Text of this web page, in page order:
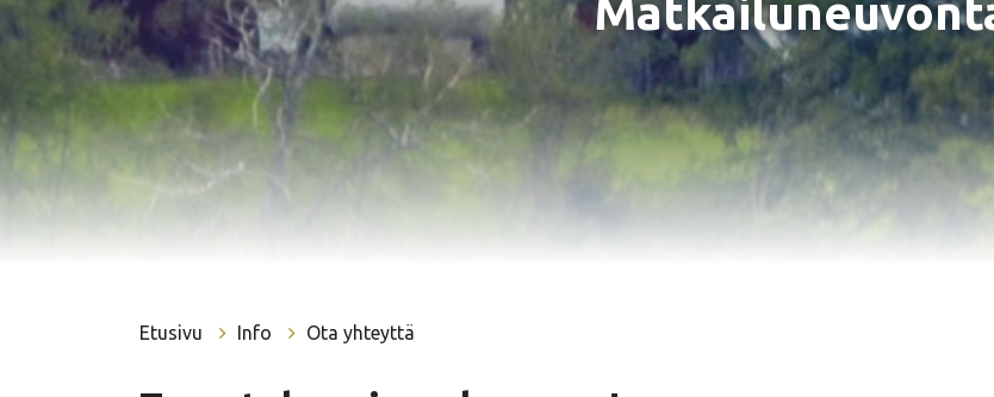
Etusivu Info Ota yhteyttä